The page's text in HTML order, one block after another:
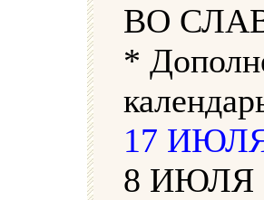
ВО
*
17 ИЮЛЯ
8 ИЮЛЯ